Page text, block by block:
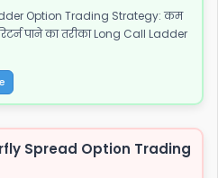
Option Trading Strategy: कम
पाने का तरीका Long Call Ladder
Spread Option Trading